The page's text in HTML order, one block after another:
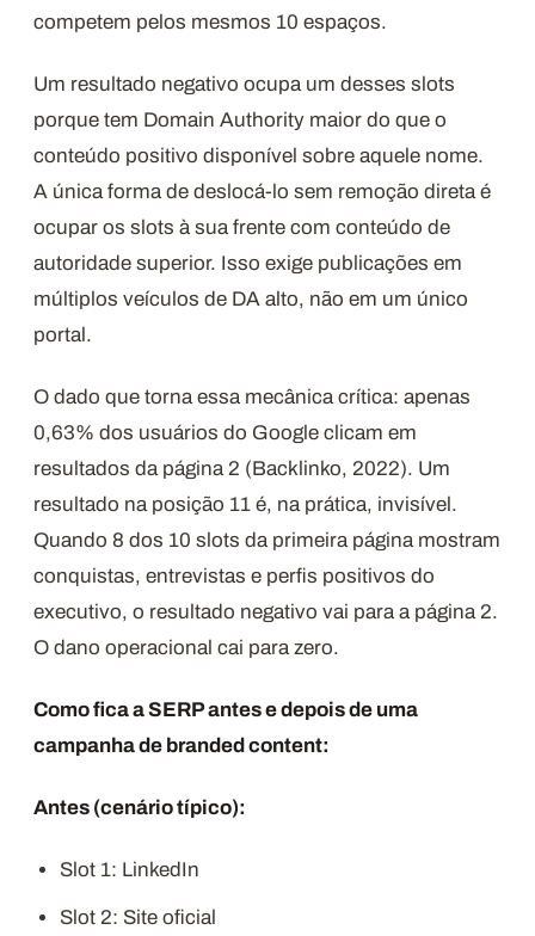
competem pelos mesmos 10 espaços.
Um resultado negativo ocupa um desses slots
porque tem Domain Authority maior do que o
conteúdo positivo disponível sobre aquele nome.
A única forma de deslocá-lo sem remoção direta é
ocupar os slots à sua frente com conteúdo de
autoridade superior. Isso exige publicações em
múltiplos veículos de DA alto, não em um único
portal.
O dado que torna essa mecânica crítica: apenas
0,63% dos usuários do Google clicam em
resultados da página 2 (Backlinko, 2022). Um
resultado na posição 11 é, na prática, invisível.
Quando 8 dos 10 slots da primeira página mostram
conquistas, entrevistas e perfis positivos do
executivo, o resultado negativo vai para a página 2.
O dano operacional cai para zero.
Como fica a SERP antes e depois de uma
campanha de branded content:
Antes (cenário típico):
Slot 1: LinkedIn
Slot 2: Site oficial